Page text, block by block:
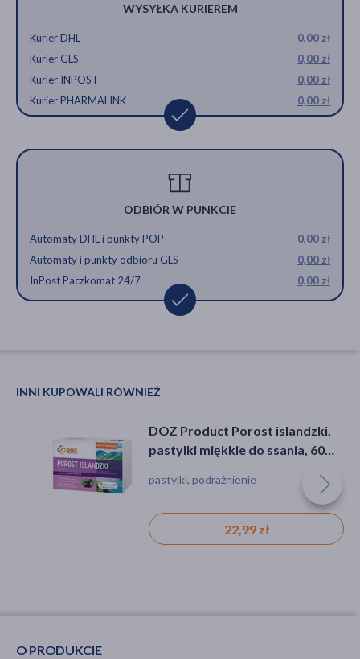
WYSYŁKA KURIEREM
Kurier DHL
0,00 zł
Kurier GLS
0,00 zł
Kurier INPOST
0,00 zł
Kurier PHARMALINK
0,00 zł
ODBIÓR W PUNKCIE
Automaty DHL i punkty POP
0,00 zł
Automaty i punkty odbioru GLS
0,00 zł
InPost Paczkomat 24/7
0,00 zł
INNI KUPOWALI RÓWNIEŻ
DOZ Product Porost islandzki,
pastylki miękkie do ssania, 60
pastylki, podrażnienie
22,99 zł
O PRODUKCIE